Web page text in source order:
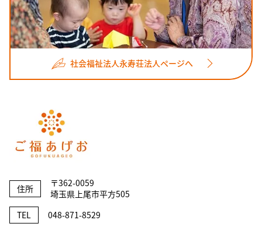
社会福祉法人永寿荘法人ページへ
住所
〒362-0059
埼玉県上尾市平方505
TEL
048-871-8529